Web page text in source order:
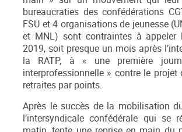
bureaucraties des confédérations
FSU et 4 organisations de jeunesse
et MNL) sont contraintes à appeler
2019, soit presque un mois après
la RATP, à « une première
interprofessionnelle » contre le projet
retraites par points.
Après le succès de la mobilisation
l’intersyndicale confédérale qui se